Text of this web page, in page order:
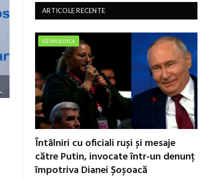
ARTICOLE RECENTE
GEOPOLITICA
Întâlniri cu oficiali ruși și mesaje
către Putin, invocate într-un denunț
împotriva Dianei Șoșoacă